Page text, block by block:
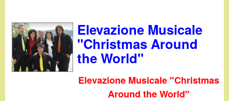
Elevazione Musicale
"Christmas Around
the World"
Elevazione Musicale "Christmas
Around the World"